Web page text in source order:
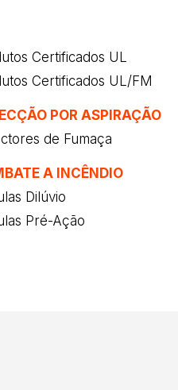
Certificados UL
Certificados UL/FM
POR ASPIRAÇÃO
de Fumaça
A INCÊNDIO
Dilúvio
Pré-Ação